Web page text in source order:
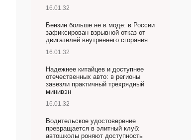
16.01.32
Бензин больше не в моде: в России
зафиксирован взрывной отказ от
двигателей внутреннего сгорания
16.01.32
Надежнее китайцев и доступнее
отечественных авто: в регионы
завезли практичный трехрядный
минивэн
16.01.32
Водительское удостоверение
превращается в элитный клуб:
автошколы роняют доступность